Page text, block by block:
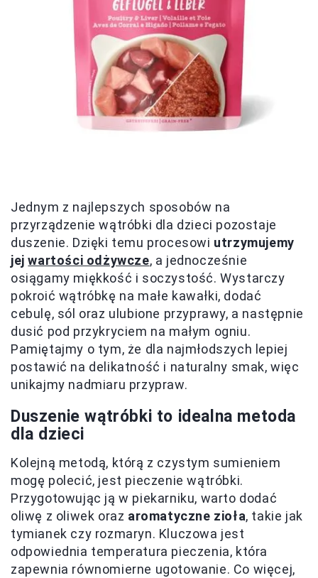
Jednym z najlepszych sposobów na
przyrządzenie wątróbki dla dzieci pozostaje
duszenie. Dzięki temu procesowi utrzymujemy
jejwartości odżywcze, a jednocześnie
osiągamy miękkość i soczystość. Wystarczy
pokroić wątróbkę na małe kawałki, dodać
cebulę, sól oraz ulubione przyprawy, a następnie
dusić pod przykryciem na małym ogniu.
Pamiętajmy o tym, że dla najmłodszych lepiej
postawić na delikatność i naturalny smak, więc
unikajmy nadmiaru przypraw.
Duszenie wątróbki to idealna metoda
dla dzieci
Kolejną metodą, którą z czystym sumieniem
mogę polecić, jest pieczenie wątróbki.
Przygotowując ją w piekarniku, warto dodać
oliwę z oliwek oraz aromatyczne zioła, takie jak
tymianek czy rozmaryn. Kluczowa jest
odpowiednia temperatura pieczenia, która
zapewnia równomierne ugotowanie. Co więcej,